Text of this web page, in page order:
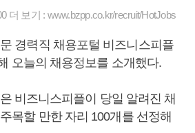
더 보기 : www.bzpp.co.kr/recruit/HotJobs
경력직 채용포털 비즈니스피플
오늘의 채용정보를 소개했다.
비즈니스피플이 당일 알려진 채
목할 만한 자리 100개를 선정해